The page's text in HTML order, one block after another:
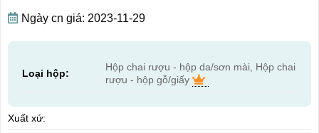
Ngày cn giá: 2023-11-29
Loại hộp:
Hộp chai rượu - hộp da/sơn mài, Hộp chai
rượu - hộp gỗ/giấy
Xuất xứ: